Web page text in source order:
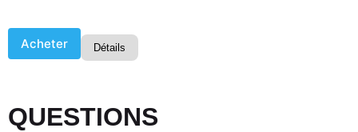
Acheter Détails
QUESTIONS